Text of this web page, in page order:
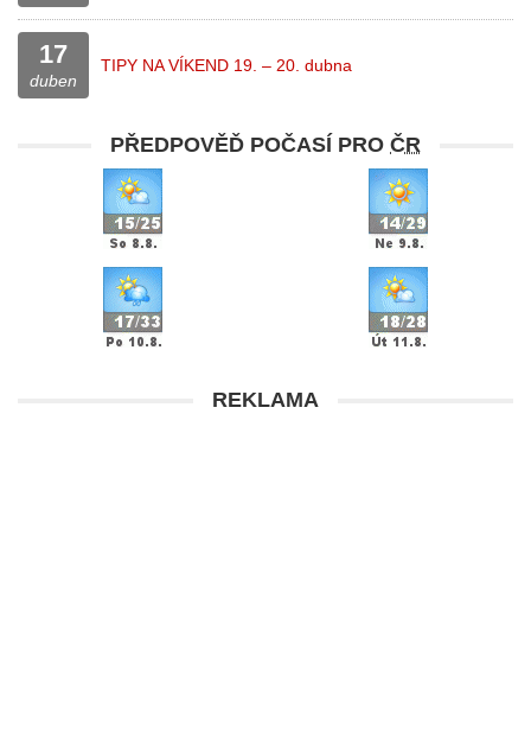
17
duben
TIPY NA VÍKEND 19. – 20. dubna
PŘEDPOVĚĎ POČASÍ PRO ČR
REKLAMA